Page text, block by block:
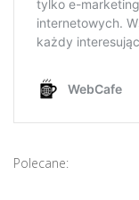
Polecane: